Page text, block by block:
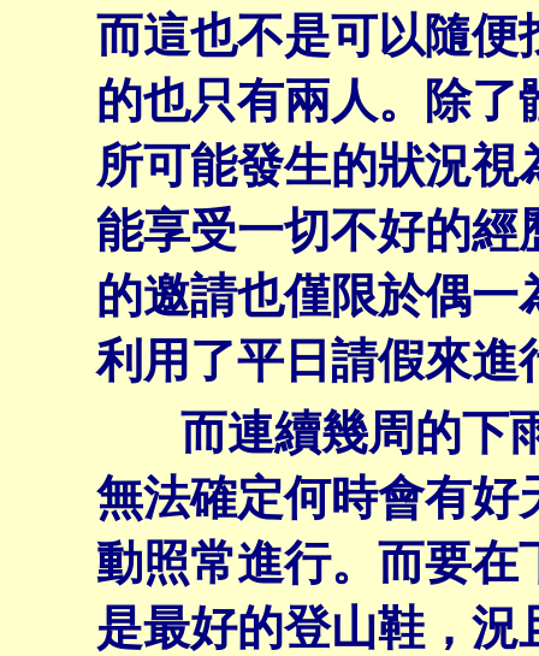
而這也不是可以隨便
的也只有兩人。除
所可能發生的狀況
能享受一切不好的經
的邀請也僅限於偶
利用了平日請假來進
而連續幾周的下
無法確定何時會有好
動照常進行。而要在
是最好的登山鞋，